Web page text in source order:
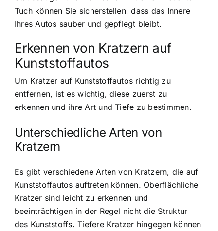
Tuch können Sie sicherstellen, dass das Innere
Ihres Autos sauber und gepflegt bleibt.
Erkennen von Kratzern auf
Kunststoffautos
Um Kratzer auf Kunststoffautos richtig zu
entfernen, ist es wichtig, diese zuerst zu
erkennen und ihre Art und Tiefe zu bestimmen.
Unterschiedliche Arten von
Kratzern
Es gibt verschiedene Arten von Kratzern, die auf
Kunststoffautos auftreten können. Oberflächliche
Kratzer sind leicht zu erkennen und
beeinträchtigen in der Regel nicht die Struktur
des Kunststoffs. Tiefere Kratzer hingegen können